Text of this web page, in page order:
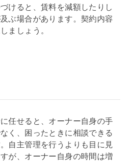
けると、賃料を減額したりし
ぶ場合があります。契約内容
ましょう。
任せると、オーナー自身の手
く、困ったときに相談できる
自主管理を行うよりも目に見
が、オーナー自身の時間は増